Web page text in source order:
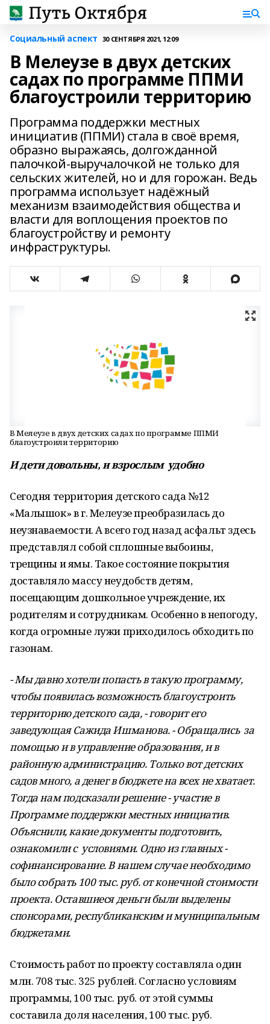
Социальный аспект 30 СЕНТЯБРЯ 2021, 12:09
В Мелеузе в двух детских
садах по программе ППМИ
благоустроили территорию
Программа поддержки местных
инициатив (ППМИ) стала в своё время,
образно выражаясь, долгожданной
палочкой-выручалочкой не только для
сельских жителей, но и для горожан. Ведь
программа использует надёжный
механизм взаимодействия общества и
власти для воплощения проектов по
благоустройству и ремонту
инфраструктуры.
В Мелеузе в двух детских садах по программе ППМИ
благоустроили территорию
И дети довольны, и взрослым удобно
Сегодня территория детского сада №12
«Малышок» в г. Мелеузе преобразилась до
неузнаваемости. А всего год назад асфальт здесь
представлял собой сплошные выбоины,
трещины и ямы. Такое состояние покрытия
доставляло массу неудобств детям,
посещающим дошкольное учреждение, их
родителям и сотрудникам. Особенно в непогоду,
когда огромные лужи приходилось обходить по
газонам.
- Мы давно хотели попасть в такую программу,
чтобы появилась возможность благоустроить
территорию детского сада, - говорит его
заведующая Сажида Ишманова. - Обращались за
помощью и в управление образования, и в
районную администрацию. Только вот детских
садов много, а денег в бюджете на всех не хватает.
Тогда нам подсказали решение - участие в
Программе поддержки местных инициатив.
Объяснили, какие документы подготовить,
ознакомили с условиями. Одно из главных -
софинансирование. В нашем случае необходимо
было собрать 100 тыс. руб. от конечной стоимости
проекта. Оставшиеся деньги были выделены
спонсорами, республиканским и муниципальным
бюджетами.
Стоимость работ по проекту составляла один
млн. 708 тыс. 325 рублей. Согласно условиям
программы, 100 тыс. руб. от этой суммы
составила доля населения, 100 тыс. руб.